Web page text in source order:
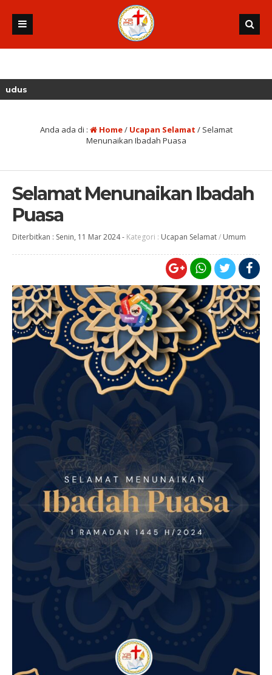
Anda ada di : Home/ Ucapan Selamat / Selamat
Menunaikan Ibadah Puasa
Selamat Menunaikan Ibadah
Puasa
Diterbitkan : Senin, 11 Mar 2024- Kategori : Ucapan Selamat/ Umum